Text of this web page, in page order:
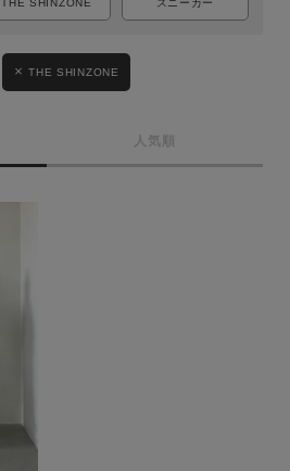
THE SHINZONE スニーカー
THE SHINZONE
人気順